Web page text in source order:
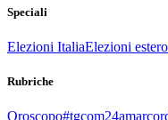
Speciali
Elezioni ItaliaElezioni estero
Rubriche
Oroscopo